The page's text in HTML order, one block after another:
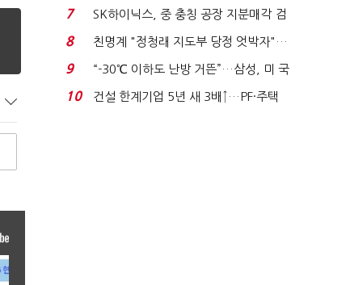
적발…공정위, 과...
7
SK하이닉스, 중 충칭 공장 지분매각 검
토?…“확정된 바...
8
친명계 "정청래 지도부 당정 엇박자"…
친청계 "신천지 오...
9
“-30℃ 이하도 난방 거뜬”…삼성, 미 국
립연구소와 개...
10
건설 한계기업 5년 새 3배↑…PF·주택